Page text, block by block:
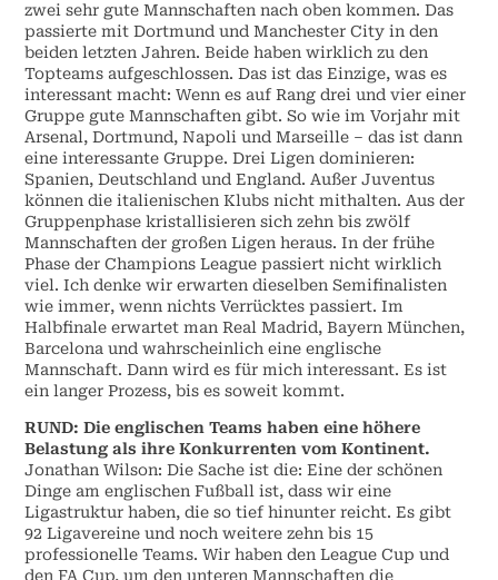
zwei sehr gute Mannschaften nach oben kommen. Das
passierte mit Dortmund und Manchester City in den
beiden letzten Jahren. Beide haben wirklich zu den
Topteams aufgeschlossen. Das ist das Einzige, was es
interessant macht: Wenn es auf Rang drei und vier einer
Gruppe gute Mannschaften gibt. So wie im Vorjahr mit
Arsenal, Dortmund, Napoli und Marseille – das ist dann
eine interessante Gruppe. Drei Ligen dominieren:
Spanien, Deutschland und England. Außer Juventus
können die italienischen Klubs nicht mithalten. Aus der
Gruppenphase kristallisieren sich zehn bis zwölf
Mannschaften der großen Ligen heraus. In der frühe
Phase der Champions League passiert nicht wirklich
viel. Ich denke wir erwarten dieselben Semifinalisten
wie immer, wenn nichts Verrücktes passiert. Im
Halbfinale erwartet man Real Madrid, Bayern München,
Barcelona und wahrscheinlich eine englische
Mannschaft. Dann wird es für mich interessant. Es ist
ein langer Prozess, bis es soweit kommt.
RUND: Die englischen Teams haben eine höhere
Belastung als ihre Konkurrenten vom Kontinent.
Jonathan Wilson: Die Sache ist die: Eine der schönen
Dinge am englischen Fußball ist, dass wir eine
Ligastruktur haben, die so tief hinunter reicht. Es gibt
92 Ligavereine und noch weitere zehn bis 15
professionelle Teams. Wir haben den League Cup und
den FA Cup, um den unteren Mannschaften die